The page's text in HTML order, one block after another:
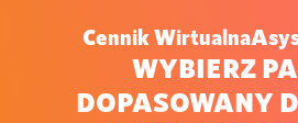
Cennik
WYBIERZ
DOPASOWANY